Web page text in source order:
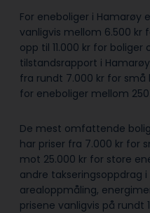
For eneboliger i Hamarøy
vanligvis mellom 6.500 kr
opp til 11.000 kr for boliger
tilstandsrapport i
fra rundt 7.000 kr for små
for eneboliger mellom
De mest omfattende
har priser fra 7.000 kr for
mot 25.000 kr for store
andre takseringsoppdrag
arealoppmåling,
prisene vanligvis på rundt